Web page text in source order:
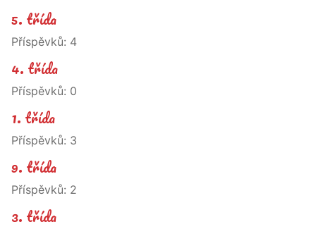
5. třída
Příspěvků: 4
4. třída
Příspěvků: 0
1. třída
Příspěvků: 3
9. třída
Příspěvků: 2
3. třída